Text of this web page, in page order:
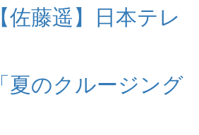
【佐藤遥】日本テレ
「夏のクルージング